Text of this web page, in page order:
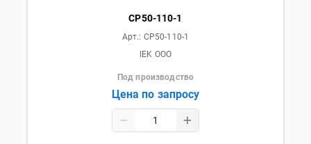
CP50-110-1
Арт.: CP50-110-1
IEK OOO
Под производство
Цена по запросу